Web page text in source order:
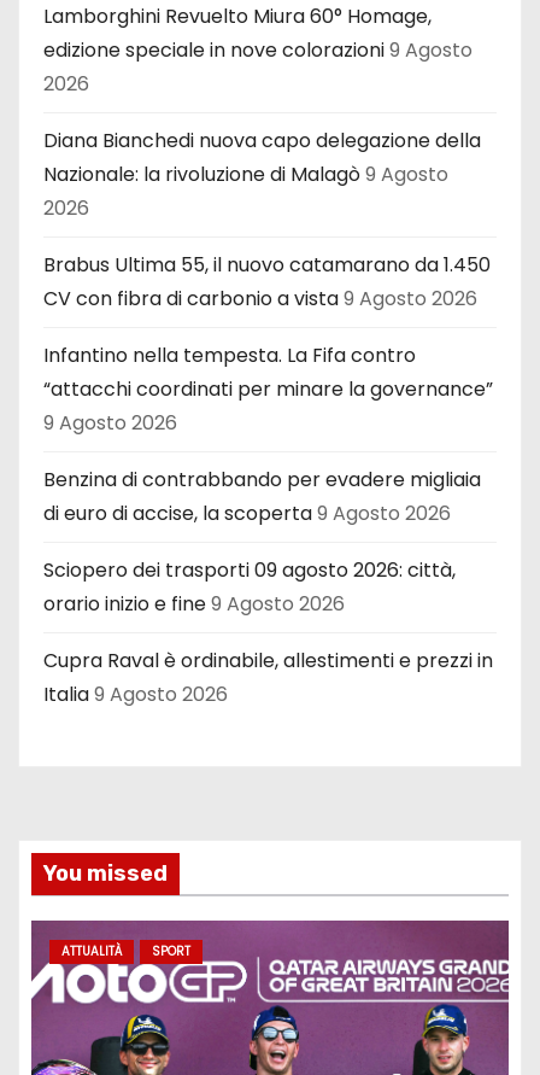
Lamborghini Revuelto Miura 60° Homage,
edizione speciale in nove colorazioni9 Agosto
2026
Diana Bianchedi nuova capo delegazione della
Nazionale: la rivoluzione di Malagò9 Agosto
2026
Brabus Ultima 55, il nuovo catamarano da 1.450
CV con fibra di carbonio a vista9 Agosto 2026
Infantino nella tempesta. La Fifa contro
“attacchi coordinati per minare la governance”
9 Agosto 2026
Benzina di contrabbando per evadere migliaia
di euro di accise, la scoperta9 Agosto 2026
Sciopero dei trasporti 09 agosto 2026: città,
orario inizio e fine9 Agosto 2026
Cupra Raval è ordinabile, allestimenti e prezzi in
Italia9 Agosto 2026
You missed
ATTUALITÀ SPORT